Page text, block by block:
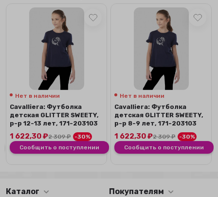
Нет в наличии
Сavalliera: Футболка
детская GLITTER SWEETY,
р-р 12-13 лет, 171-203103
1 622,30₽2 309₽
-30%
Сообщить о поступлении
Нет в наличии
Сavalliera: Футболка
детская GLITTER SWEETY,
р-р 8-9 лет, 171-203103
1 622,30₽2 309₽
-30%
Сообщить о поступлении
Каталог Покупателям